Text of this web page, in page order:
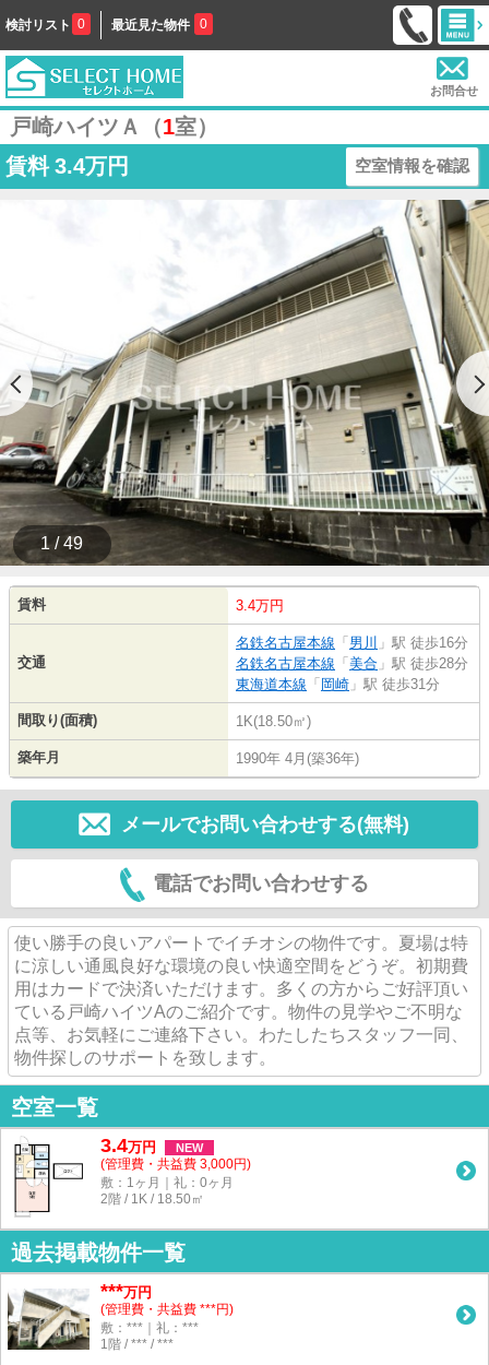
検討リスト 0 最近見た物件 0
お問合せ
戸崎ハイツＡ（1室）
賃料 3.4万円 空室情報を確認
1 / 49
賃料 3.4万円
交通
名鉄名古屋本線 「 男川 」駅 徒歩16分
名鉄名古屋本線 「 美合 」駅 徒歩28分
東海道本線 「 岡崎 」駅 徒歩31分
間取り(面積) 1K(18.50㎡)
築年月 1990年 4月(築36年)
メールでお問い合わせする(無料)
電話でお問い合わせする
使い勝手の良いアパートでイチオシの物件です。夏場は特
に涼しい通風良好な環境の良い快適空間をどうぞ。初期費
用はカードで決済いただけます。多くの方からご好評頂い
ている戸崎ハイツAのご紹介です。物件の見学やご不明な
点等、お気軽にご連絡下さい。わたしたちスタッフ一同、
物件探しのサポートを致します。
空室一覧
3.4万円 NEW
(管理費・共益費 3,000円)
敷：1ヶ月｜礼：0ヶ月
2階 / 1K / 18.50㎡
過去掲載物件一覧
***万円
(管理費・共益費 ***円)
敷：***｜礼：***
1階 / *** / ***